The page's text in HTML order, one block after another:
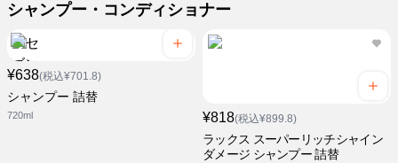
シャンプー・コンディショナー
¥638(税込¥701.8)
シャンプー 詰替
720ml ¥818(税込¥899.8)
ラックス スーパーリッチシャイン
ダメージ シャンプー 詰替